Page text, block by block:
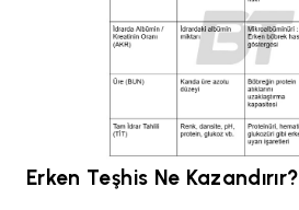
Erken Teşhis Ne Kazandırır?